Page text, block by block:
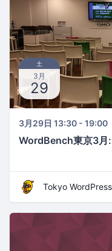
土
3月
29
3月29日 13:30 - 19:00
WordBench東京3月:
Tokyo